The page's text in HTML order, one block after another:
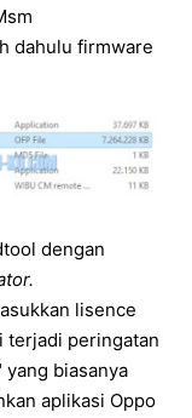
dahulu firmware
dengan
lisence
terjadi peringatan
yang biasanya
aplikasi Oppo